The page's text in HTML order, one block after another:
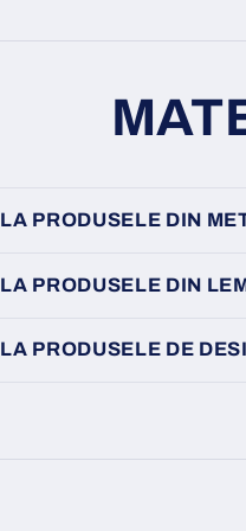
LA PRODUSELE DIN
LA PRODUSELE DIN
LA PRODUSELE DE